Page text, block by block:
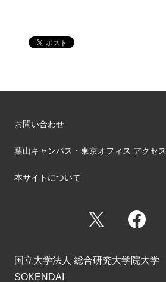
お問い合わせ
葉山キャンパス・東京オフィス アクセ
本サイトについて
国立大学法人 総合研究大学院大学
SOKENDAI